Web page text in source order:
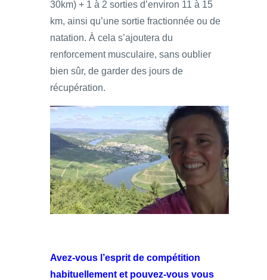
30km) + 1 à 2 sorties d’environ 11 à 15
km, ainsi qu’une sortie fractionnée ou de
natation. À cela s’ajoutera du
renforcement musculaire, sans oublier
bien sûr, de garder des jours de
récupération.
Avez-vous l’esprit de compétition
habituellement et pouvez-vous vous